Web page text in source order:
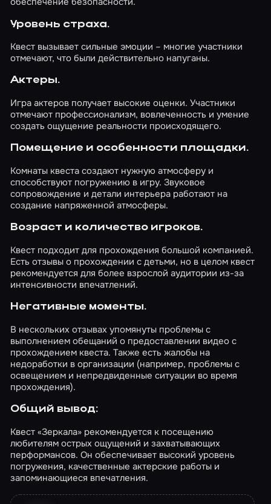
Уровень страха.
Квест вызывает сильные эмоции – многие участники
отмечают, что были действительно напуганы.
Актеры.
Игра актеров получает высокие оценки. Участники
отмечают профессионализм, вовлеченность и умение
создать ощущение реальности происходящего.
Помещение и особенности площадки.
Комнаты квеста создают нужную атмосферу и
способствуют погружению в игру. Звуковое
сопровождение и детали интерьера работают на
создание напряженной атмосферы.
Возраст и количество игроков.
Квест подходит для прохождения большой компанией.
Есть отзывы о прохождении с детьми, но в целом квест
рекомендуется для более взрослой аудитории из-за
интенсивности впечатлений.
Негативные моменты.
В нескольких отзывах упомянуты проблемы с
выполнением обещаний о предоставлении видео с
прохождением квеста. Также есть жалобы на
недоработки в организации (например, проблемы с
освещением и непредвиденные ситуации во время
прохождения).
Общий вывод:
Квест «Зеркала» рекомендуется к посещению
любителям острых ощущений и захватывающих
перформансов. Он обеспечивает высокий уровень
погружения, качественные актерские работы и
запоминающиеся впечатления.